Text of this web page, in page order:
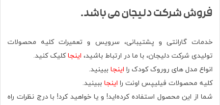
فروش شرکت دلیجان می باشد.
خدمات گارانتی و پشتیبانی، سرویس و تعمیرات کلیه محصولات
تولیدی شرکت دلیجان، با ما در ارتباط باشید، اینجاکلیک کنید.
انواع مدل های روروک کودک را اینجا ببینید.
کلیه محصولات فیلیپس اونت را اینجا ببینید.
شما از این محصول استفاده کرده‌اید! و یا خواهید کرد! با درج نظرات راه